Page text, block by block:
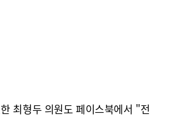
최형두 의원도 페이스북에서 "전